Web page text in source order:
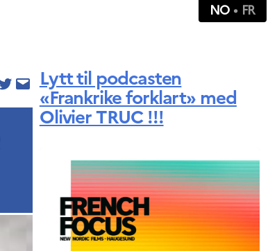
NO FR
Lytt til podcasten
«Frankrike forklart» med
Olivier TRUC !!!